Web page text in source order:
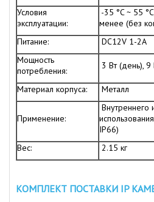
Условия
эксплуатации:
-35 °C ~ 55
менее (без
Питание:
DC12V 1-2A
Мощность
потребления:
3 Вт (день), 9
Материал корпуса: Металл
Применение:
Внутреннего
IP66)
Вес:
2.15 кг
КОМПЛЕКТ ПОСТАВКИ IP